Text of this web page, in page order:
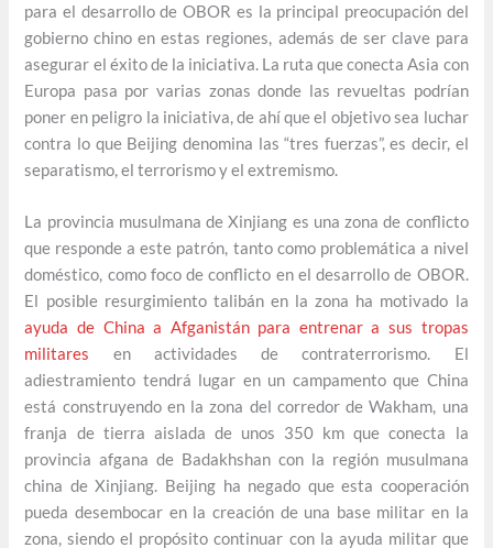
para el desarrollo de OBOR es la principal preocupación del
gobierno chino en estas regiones, además de ser clave para
asegurar el éxito de la iniciativa. La ruta que conecta Asia con
Europa pasa por varias zonas donde las revueltas podrían
poner en peligro la iniciativa, de ahí que el objetivo sea luchar
contra lo que Beijing denomina las “tres fuerzas”, es decir, el
separatismo, el terrorismo y el extremismo.
La provincia musulmana de Xinjiang es una zona de conflicto
que responde a este patrón, tanto como problemática a nivel
doméstico, como foco de conflicto en el desarrollo de OBOR.
El posible resurgimiento talibán en la zona ha motivado la
ayuda de China a Afganistán para entrenar a sus tropas
militares en actividades de contraterrorismo. El
adiestramiento tendrá lugar en un campamento que China
está construyendo en la zona del corredor de Wakham, una
franja de tierra aislada de unos 350 km que conecta la
provincia afgana de Badakhshan con la región musulmana
china de Xinjiang. Beijing ha negado que esta cooperación
pueda desembocar en la creación de una base militar en la
zona, siendo el propósito continuar con la ayuda militar que